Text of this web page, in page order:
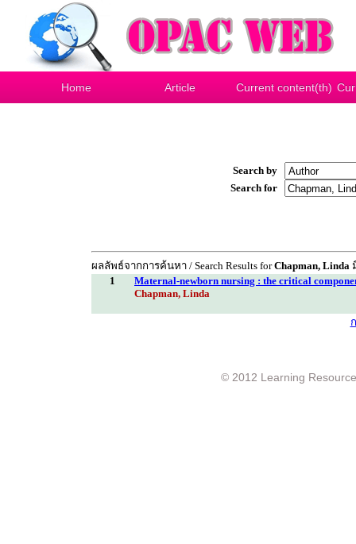
Home Article Current content(th)
Search by
Search for
ผลลัพธ์จากการค้นหา / Search Results forChapman, Linda
1
Maternal-newborn nursing : the critical
Chapman, Linda
© 2012 Learning